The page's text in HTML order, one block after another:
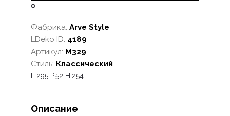
0
Фабрика: Arve Style
LDeko ID: 4189
Артикул: M329
Стиль: Классический
L.295 P.52 H.254
Описание